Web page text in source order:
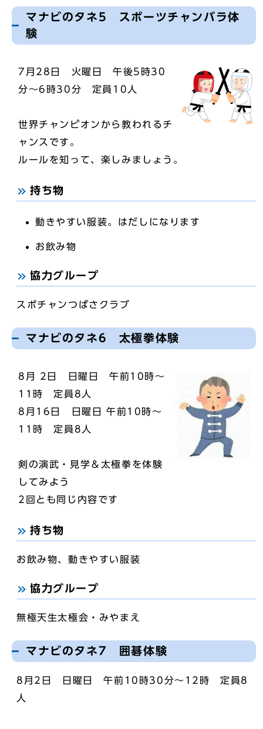
マナビのタネ5 スポーツチャンバラ体
験
7月28日 火曜日 午後5時30
分～6時30分 定員10人
世界チャンピオンから教われるチ
ャンスです。
ルールを知って、楽しみましょう。
持ち物
動きやすい服装。はだしになります
お飲み物
協力グループ
スポチャンつばさクラブ
マナビのタネ6 太極拳体験
8月 2日 日曜日 午前10時～
11時 定員8人
8月16日 日曜日 午前10時～
11時 定員8人
剣の演武・見学＆太極拳を体験
してみよう
2回とも同じ内容です
持ち物
お飲み物、動きやすい服装
協力グループ
無極天生太極会・みやまえ
マナビのタネ7 囲碁体験
8月2日 日曜日 午前10時30分～12時 定員8
人